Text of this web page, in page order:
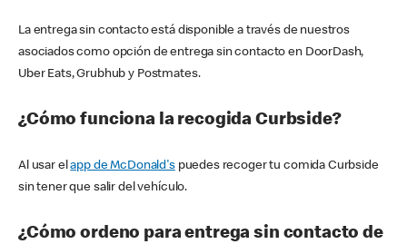
La entrega sin contacto está disponible a través de nuestros
asociados como opción de entrega sin contacto en DoorDash,
Uber Eats, Grubhub y Postmates.
¿Cómo funciona la recogida Curbside?
Al usar elapp de McDonald'spuedes recoger tu comida Curbside
sin tener que salir del vehículo.
¿Cómo ordeno para entrega sin contacto de